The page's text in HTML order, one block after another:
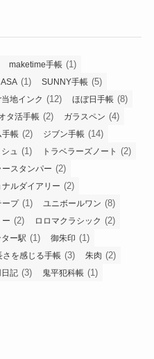
maketime手帳 (1)
(1) SUNNY手帳 (5)
当地インク (12) ほぼ日手帳 (8)
タ活手帳 (2) ガラスペン (4)
手帳 (2) ジブン手帳 (14)
ュ (1) トラベラーズノート (2)
スタンパー (2)
ルダイアリー (2)
ープ(1) ユニボールワン (8)
ー (2) ロロマクラシック (2)
ー駅 (1) 御朱印 (1)
さを感じる手帳 (3) 朱肉 (2)
記 (3) 鬼平犯科帳 (1)